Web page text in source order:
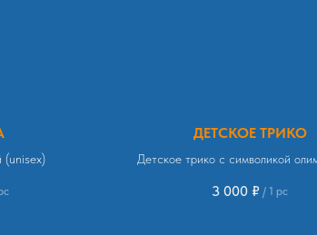
(unisex)
ДЕТСКОЕ ТРИКО
Детское трико с символикой
«VENOM»
3 000 ₽ / 1 pc